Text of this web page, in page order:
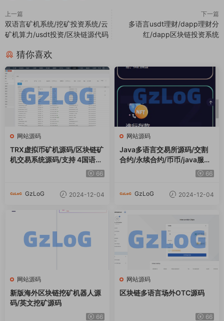
上一篇
双语言矿机系统/挖矿投资系统/云
矿机算力/usdt投资/区块链源代码
下一篇
多语言usdt理财/dapp理财分
红/dapp区块链投资系统
猜你喜欢
网站源码
TRX虚拟币矿机源码/区块链矿
机交易系统源码/支持 4国语言
+usdt充值+搭建视频教程
66
GzLoG 2024-12-04
网站源码
Java多语言交易所源码/交割
合约/永续合约/币币/java服务
66
GzLoG 2024-12-04
网站源码
新版海外区块链挖矿机器人源
码/英文挖矿源码
66
网站源码
区块链多语言场外OTC源码
66